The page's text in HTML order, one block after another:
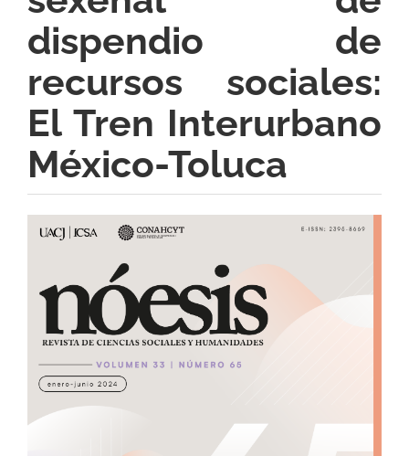
dispendio de
recursos sociales:
El Tren Interurbano
México-Toluca
Barra
lateral
del
artículo